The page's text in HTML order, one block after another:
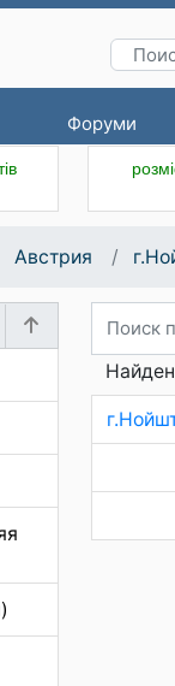
Форуми
Австрия